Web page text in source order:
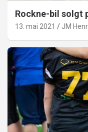
Rockne-bil solgt
13. mai 2021 JM